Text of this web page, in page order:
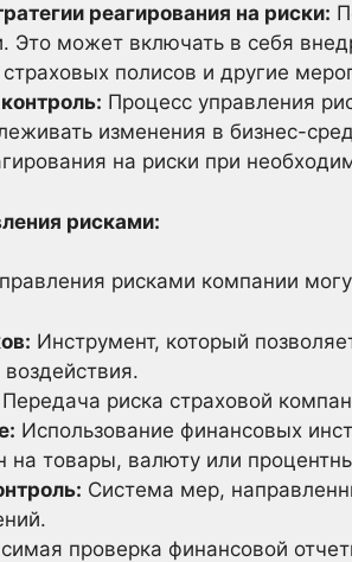
реагирования на риски:
Это может включать в себя
полисов и другие
Процесс управления
изменения в бизнес-
на риски при
рисками:
рисками компании
Инструмент, который
Передача риска страховой
Использование финансовых
на товары, валюту или
Система мер,
проверка финансовой